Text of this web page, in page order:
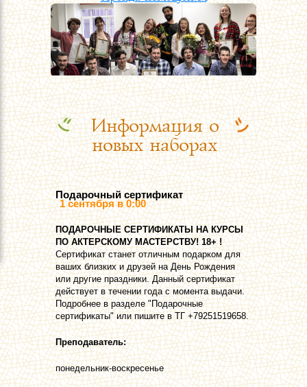
Контакты
Информация о
новых наборах
Подарочный сертификат
1 сентября в 0:00
ПOДАРОЧНЫЕ СЕРТИФИКАТЫ НА КУРСЫ
ПО АКТЕРСКОМУ МАСТЕРСТВУ! 18+ !
Сертификат станет отличным подарком для
ваших близких и друзей на День Рождения
или другие праздники. Данный сертификат
действует в течении года с момента выдачи.
Подробнее в разделе "Подарочные
сертификаты" или пишите в ТГ +79251519658.
Преподаватель:
понедельник-воскресенье